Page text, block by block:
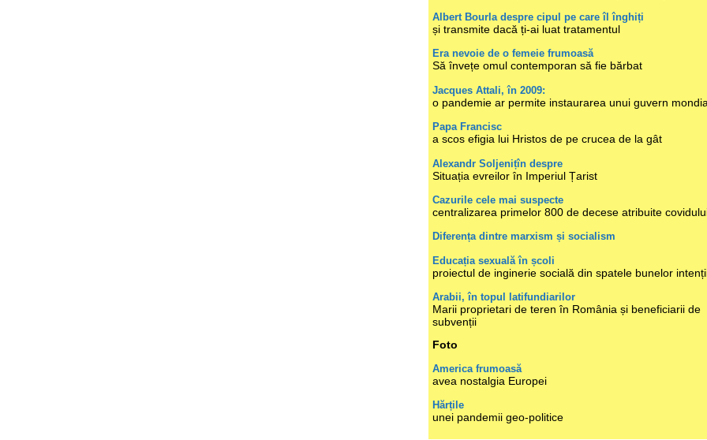
Albert Bourla despre cipul pe care îl înghiți
și transmite dacă ți-ai luat tratamentul
Era nevoie de o femeie frumoasă
Să învețe omul contemporan să fie bărbat
Jacques Attali, în 2009:
o pandemie ar permite instaurarea unui guvern
Papa Francisc
a scos efigia lui Hristos de pe crucea de la gât
Alexandr Soljenițîn despre
Situația evreilor în Imperiul Țarist
Cazurile cele mai suspecte
centralizarea primelor 800 de decese atribuite
Diferența dintre marxism și socialism
Educația sexuală în școli
proiectul de inginerie socială din spatele bunelor
Arabii, în topul latifundiarilor
Marii proprietari de teren în România și beneficiarii de
subvenții
Foto
America frumoasă
avea nostalgia Europei
Hărțile
unei pandemii geo-politice